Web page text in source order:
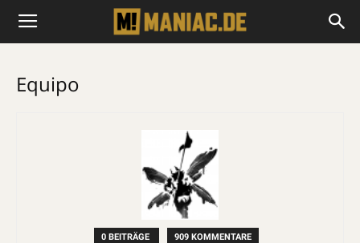
Equipo
0 BEITRÄGE 909 KOMMENTARE